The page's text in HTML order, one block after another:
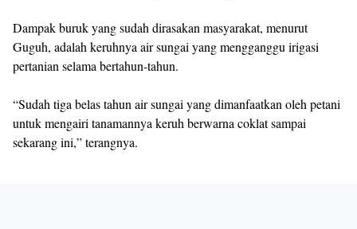
Dampak buruk yang sudah dirasakan masyarakat, menurut
Guguh, adalah keruhnya air sungai yang mengganggu irigasi
pertanian selama bertahun-tahun.
“Sudah tiga belas tahun air sungai yang dimanfaatkan oleh petani
untuk mengairi tanamannya keruh berwarna coklat sampai
sekarang ini,” terangnya.